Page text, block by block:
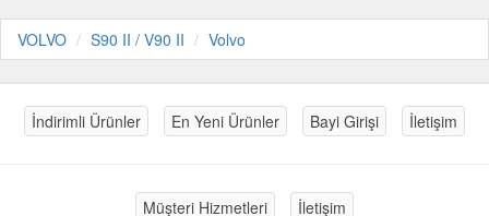
VOLVO S90 II / V90 II Volvo
İndirimli Ürünler En Yeni Ürünler Bayi Girişi İletişim
Müşteri Hizmetleri İletişim